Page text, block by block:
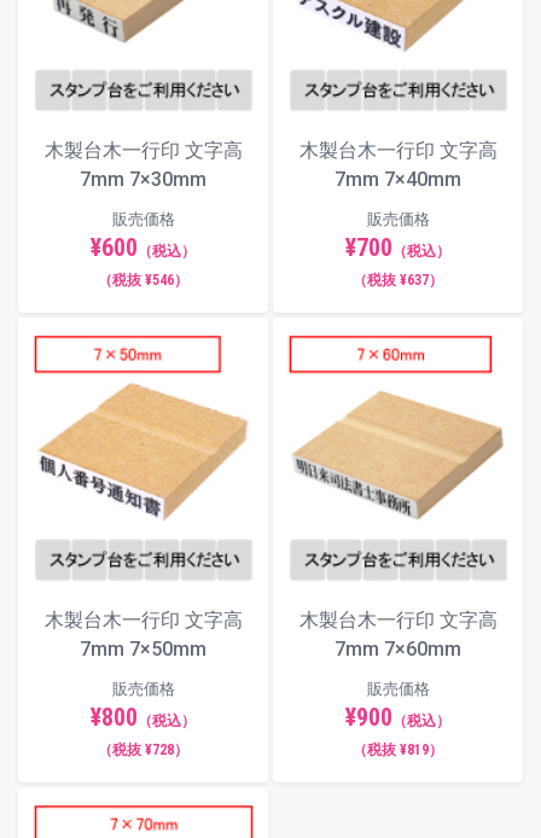
木製台木一行印 文字高
7mm 7×30mm
販売価格
¥600 （税込）
（税抜 ¥546）
木製台木一行印 文字高
7mm 7×40mm
販売価格
¥700 （税込）
（税抜 ¥637）
木製台木一行印 文字高
7mm 7×50mm
販売価格
¥800 （税込）
（税抜 ¥728）
木製台木一行印 文字高
7mm 7×60mm
販売価格
¥900 （税込）
（税抜 ¥819）